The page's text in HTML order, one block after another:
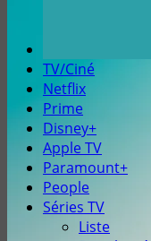
TV/Ciné
Netflix
Prime
Disney+
Apple TV
Paramount+
People
Séries TV
Liste